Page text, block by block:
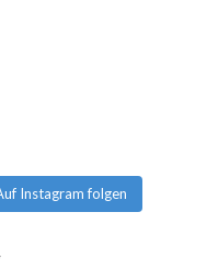
Instagram folgen